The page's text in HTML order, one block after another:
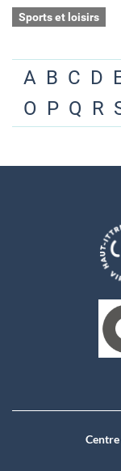
Sports et loisirs
A B C D
O P Q R